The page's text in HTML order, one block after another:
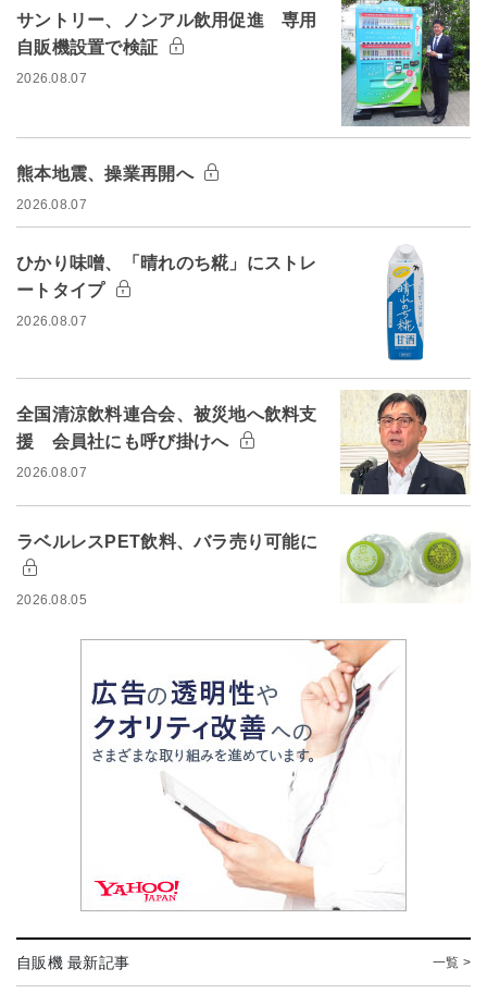
サントリー、ノンアル飲用促進 専用
自販機設置で検証
2026.08.07
熊本地震、操業再開へ
2026.08.07
ひかり味噌、「晴れのち糀」にストレ
ートタイプ
2026.08.07
全国清涼飲料連合会、被災地へ飲料支
援 会員社にも呼び掛けへ
2026.08.07
ラベルレスPET飲料、バラ売り可能に
2026.08.05
自販機 最新記事 一覧 >